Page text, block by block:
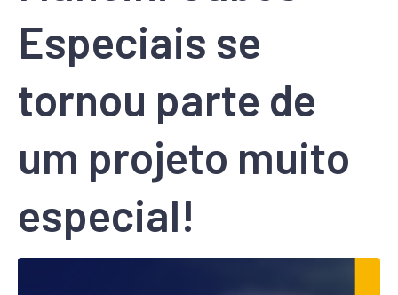
Especiais se
tornou parte de
um projeto muito
especial!